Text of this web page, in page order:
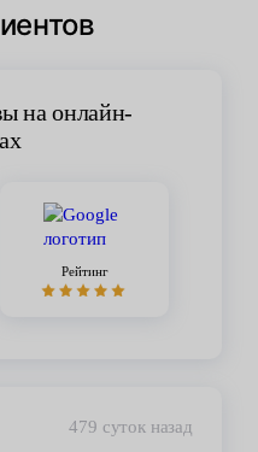
на онлайн-
Рейтинг
479 суток назад